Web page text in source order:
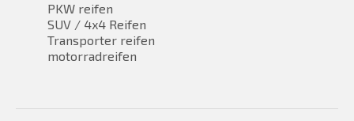
PKW reifen
SUV / 4x4 Reifen
Transporter reifen
motorradreifen